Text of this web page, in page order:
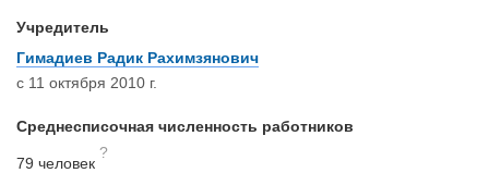
Учредитель
Гимадиев Радик Рахимзянович
с 11 октября 2010 г.
Среднесписочная численность работников
79 человек
?